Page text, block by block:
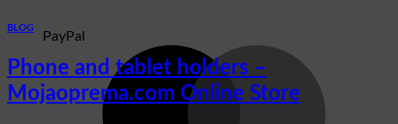
PayPal
BLOG
Phone and tablet holders –
Mojaoprema.com Online Store